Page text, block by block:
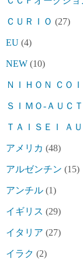
ＣＵＲＩＯ (27)
EU (4)
NEW (10)
ＮＩＨＯＮ ＣＯ
ＳＩＭＯ-ＡＵＣ
ＴＡＩＳＥＩ Ａ
アメリカ (48)
アルゼンチン (15)
アンチル (1)
イギリス (29)
イタリア (27)
イラク (2)